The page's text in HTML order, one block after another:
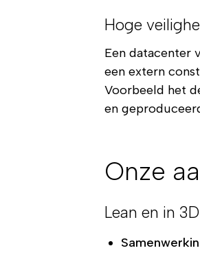
Hoge
Een datacenter
een extern
Voorbeeld het
en
Onze
Lean en in 3D